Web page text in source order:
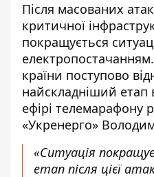
Після масованих
критичної
покращується
електропостачанням.
країни поступово
найскладніший
ефірі телемарафону
«Укренерго»
«Ситуація
етап після цієї